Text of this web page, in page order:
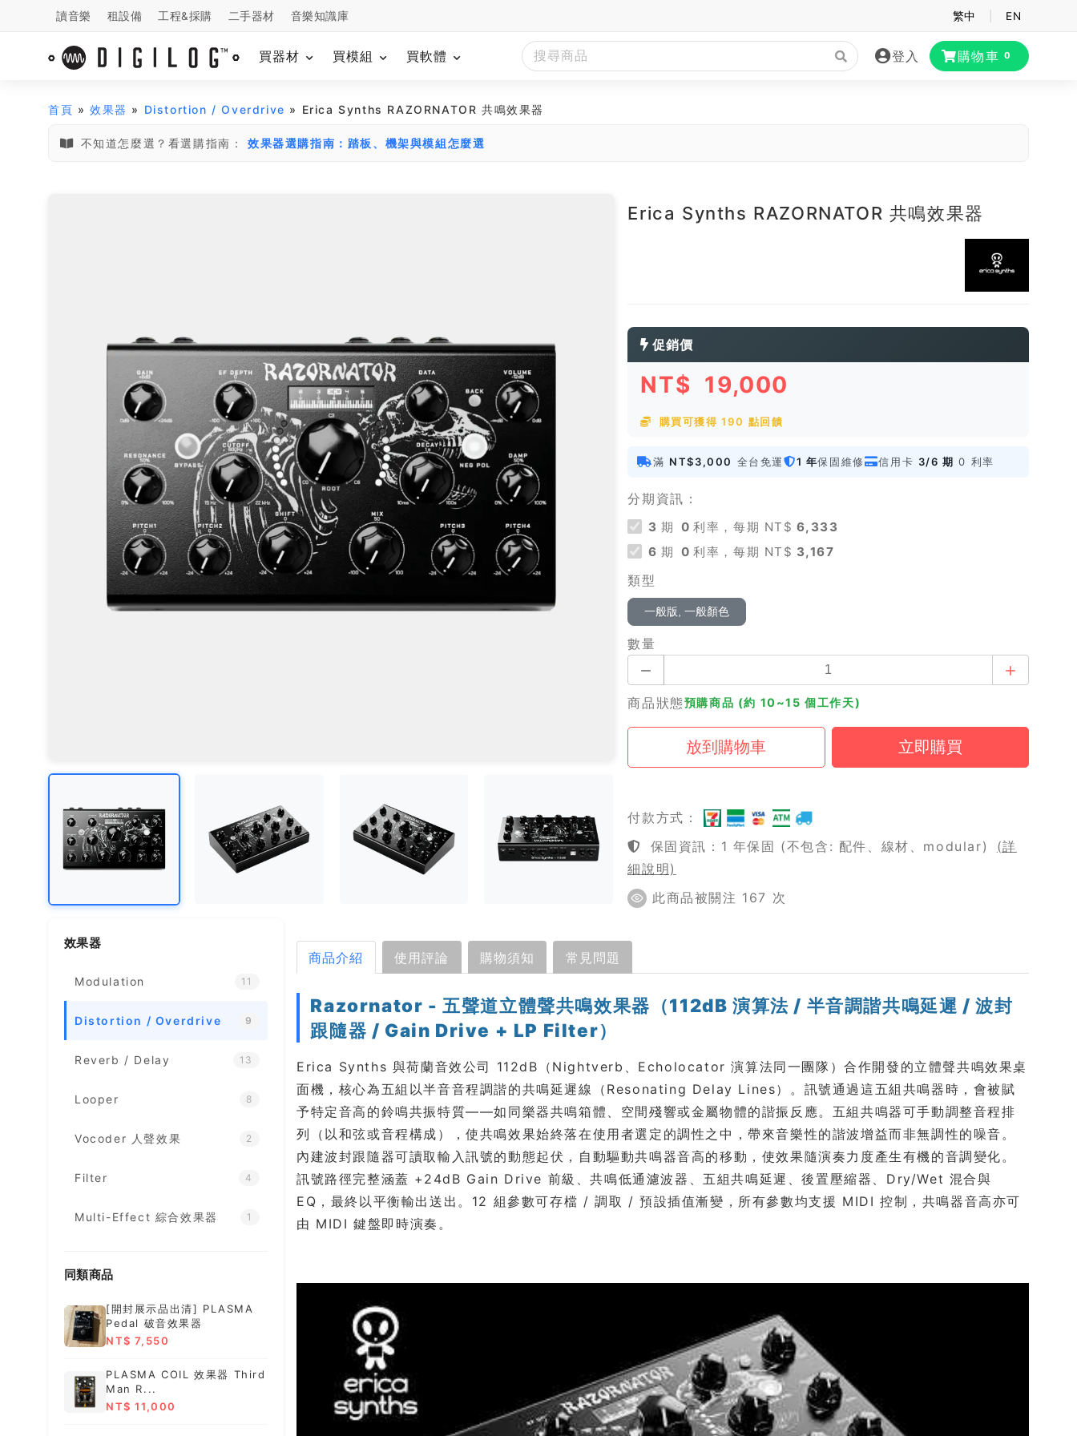
讀音樂 租設備 工程&採購 二手器材 音樂知識庫 繁中 EN
買器材 買模組 買軟體 登入 購物車 0
首頁 »效果器 » Distortion / Overdrive » Erica Synths RAZORNATOR 共鳴效果器
不知道怎麼選？看選購指南： 效果器選購指南：踏板、機架與模組怎麼選
Erica Synths RAZORNATOR 共鳴效果器
促銷價
NT$ 19,000
購買可獲得 190 點回饋
滿 NT$3,000 全台免運 1 年保固維修 信用卡 3/6 期 0 利率
分期資訊：
3 期 0 利率，每期 NT$ 6,333
6 期 0 利率，每期 NT$ 3,167
類型
一般版, 一般顏色
數量
商品狀態預購商品 (約 10~15 個工作天)
付款方式：
保固資訊：1 年保固 (不包含: 配件、線材、modular)
(詳
細說明)
此商品被關注 167 次
效果器
Modulation 11
Distortion / Overdrive 9
Reverb / Delay 13
Looper 8
Vocoder 人聲效果 2
Filter 4
Multi-Effect 綜合效果器 1
同類商品
[開封展示品出清] PLASMA
Pedal 破音效果器
NT$ 7,550
PLASMA COIL 效果器 Third
Man R...
NT$ 11,000
商品介紹 使用評論 購物須知 常見問題
Razornator - 五聲道立體聲共鳴效果器（112dB 演算法 / 半音調諧共鳴延遲 / 波封
跟隨器 / Gain Drive + LP Filter）
Erica Synths 與荷蘭音效公司 112dB（Nightverb、Echolocator 演算法同一團隊）合作開發的立體聲共鳴效果桌
面機，核心為五組以半音音程調諧的共鳴延遲線（Resonating Delay Lines）。訊號通過這五組共鳴器時，會被賦
予特定音高的鈴鳴共振特質——如同樂器共鳴箱體、空間殘響或金屬物體的諧振反應。五組共鳴器可手動調整音程排
列（以和弦或音程構成），使共鳴效果始終落在使用者選定的調性之中，帶來音樂性的諧波增益而非無調性的噪音。
內建波封跟隨器可讀取輸入訊號的動態起伏，自動驅動共鳴器音高的移動，使效果隨演奏力度產生有機的音調變化。
訊號路徑完整涵蓋 +24dB Gain Drive 前級、共鳴低通濾波器、五組共鳴延遲、後置壓縮器、Dry/Wet 混合與
EQ，最終以平衡輸出送出。12 組參數可存檔 / 調取 / 預設插值漸變，所有參數均支援 MIDI 控制，共鳴器音高亦可
由 MIDI 鍵盤即時演奏。